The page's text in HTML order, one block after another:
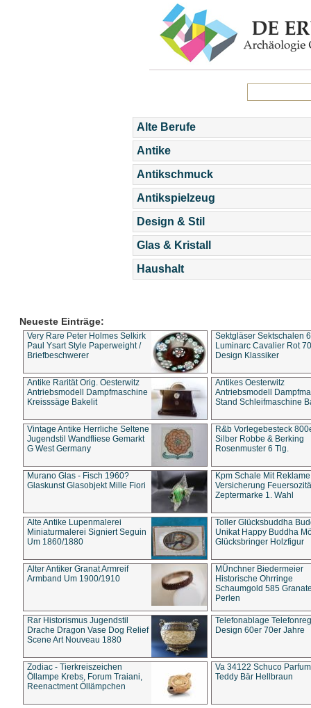
Alte Berufe
Antike
Antikschmuck
Antikspielzeug
Design & Stil
Glas & Kristall
Haushalt
Neueste Einträge:
Very Rare Peter Holmes Selkirk
Paul Ysart Style Paperweight /
Briefbeschwerer
Sektgläser Sektschalen
Luminarc Cavalier Rot
Design Klassiker
Antike Rarität Orig. Oesterwitz
Antriebsmodell Dampfmaschine
Kreisssäge Bakelit
Antikes Oesterwitz
Antriebsmodell
Stand Schleifmaschine
Vintage Antike Herrliche Seltene
Jugendstil Wandfliese Gemarkt
G West Germany
R&b Vorlegebesteck
Silber Robbe & Berking
Rosenmuster 6 Tlg.
Murano Glas - Fisch 1960?
Glaskunst Glasobjekt Mille Fiori
Kpm Schale Mit Reklame
Versicherung
Zeptermarke 1. Wahl
Alte Antike Lupenmalerei
Miniaturmalerei Signiert Seguin
Um 1860/1880
Toller Glücksbuddha
Unikat Happy Buddha
Glücksbringer Holzfigur
Alter Antiker Granat Armreif
Armband Um 1900/1910
MÜnchner Biedermeier
Historische Ohrringe
Schaumgold 585
Perlen
Rar Historismus Jugendstil
Drache Dragon Vase Dog Relief
Scene Art Nouveau 1880
Telefonablage
Design 60er 70er Jahre
Zodiac - Tierkreiszeichen
Öllampe Krebs, Forum Traiani,
Reenactment Öllämpchen
Va 34122 Schuco
Teddy Bär Hellbraun